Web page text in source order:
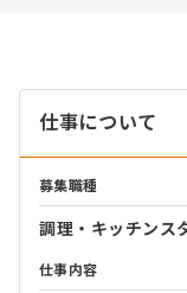
仕事について
募集職種
調理・キッチンス
仕事内容